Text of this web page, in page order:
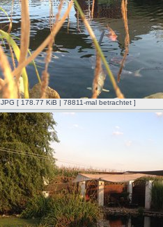
[ 178.77 KiB | 78811-mal betrachtet ]